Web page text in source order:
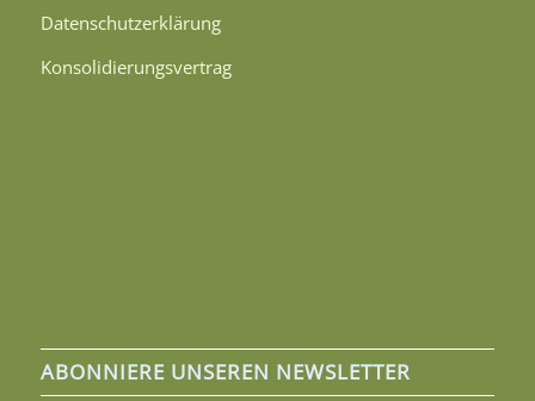
Datenschutzerklärung
Konsolidierungsvertrag
ABONNIERE UNSEREN NEWSLETTER